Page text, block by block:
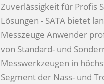
Zuverlässigkeit für Profis
Lösungen - SATA bietet
Messzeuge Anwender
von Standard- und
Messwerkzeugen in
Segment der Nass- und